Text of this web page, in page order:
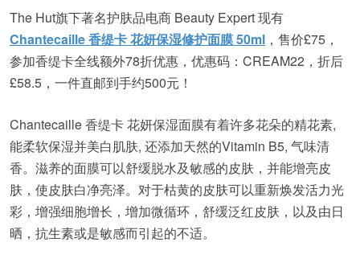
The Hut旗下著名护肤品电商 Beauty Expert 现有
Chantecaille 香缇卡 花妍保湿修护面膜 50ml ，售价£75，
参加香缇卡全线额外78折优惠，优惠码：CREAM22，折后
£58.5，一件直邮到手约500元！
Chantecaille 香缇卡 花妍保湿面膜有着许多花朵的精花素,
能柔软保湿并美白肌肤, 还添加天然的Vitamin B5, 气味清
香。滋养的面膜可以舒缓脱水及敏感的皮肤，并能增亮皮
肤，使皮肤白净亮泽。对于枯黄的皮肤可以重新焕发活力光
彩，增强细胞增长，增加微循环，舒缓泛红皮肤，以及由日
晒，抗生素或是敏感而引起的不适。